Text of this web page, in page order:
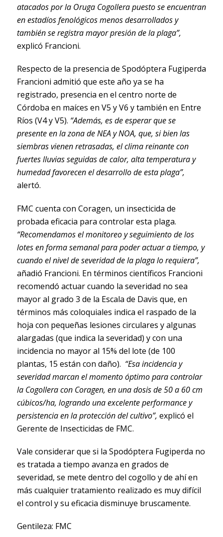
atacados por la Oruga Cogollera puesto se encuentran
en estadíos fenológicos menos desarrollados y
también se registra mayor presión de la plaga”,
explicó Francioni.
Respecto de la presencia de Spodóptera Fugiperda
Francioni admitió que este año ya se ha
registrado, presencia en el centro norte de
Córdoba en maíces en V5 y V6 y también en Entre
Ríos (V4 y V5). “Además, es de esperar que se
presente en la zona de NEA y NOA, que, si bien las
siembras vienen retrasadas, el clima reinante con
fuertes lluvias seguidas de calor, alta temperatura y
humedad favorecen el desarrollo de esta plaga”,
alertó.
FMC cuenta con Coragen, un insecticida de
probada eficacia para controlar esta plaga.
“Recomendamos el monitoreo y seguimiento de los
lotes en forma semanal para poder actuar a tiempo, y
cuando el nivel de severidad de la plaga lo requiera”,
añadió Francioni. En términos científicos Francioni
recomendó actuar cuando la severidad no sea
mayor al grado 3 de la Escala de Davis que, en
términos más coloquiales indica el raspado de la
hoja con pequeñas lesiones circulares y algunas
alargadas (que indica la severidad) y con una
incidencia no mayor al 15% del lote (de 100
plantas, 15 están con daño). “Esa incidencia y
severidad marcan el momento óptimo para controlar
la Cogollera con Coragen, en una dosis de 50 a 60 cm
cúbicos/ha, logrando una excelente performance y
persistencia en la protección del cultivo”, explicó el
Gerente de Insecticidas de FMC.
Vale considerar que si la Spodóptera Fugiperda no
es tratada a tiempo avanza en grados de
severidad, se mete dentro del cogollo y de ahí en
más cualquier tratamiento realizado es muy difícil
el control y su eficacia disminuye bruscamente.
Gentileza: FMC